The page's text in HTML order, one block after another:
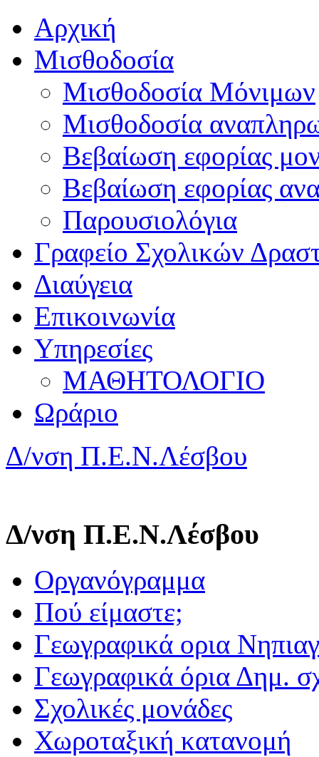
Αρχική
Μισθοδοσία
Μισθοδοσία Μόνιμων
Μισθοδοσία
Βεβαίωση εφορίας
Βεβαίωση εφορίας
Παρουσιολόγια
Γραφείο Σχολικών
Διαύγεια
Επικοινωνία
Υπηρεσίες
ΜΑΘΗΤΟΛΟΓΙΟ
Ωράριο
Δ/νση Π.Ε.Ν.Λέσβου
Δ/νση Π.Ε.Ν.Λέσβου
Οργανόγραμμα
Πού είμαστε;
Γεωγραφικά ορια
Γεωγραφικά όρια Δημ.
Σχολικές μονάδες
Χωροταξική κατανομή